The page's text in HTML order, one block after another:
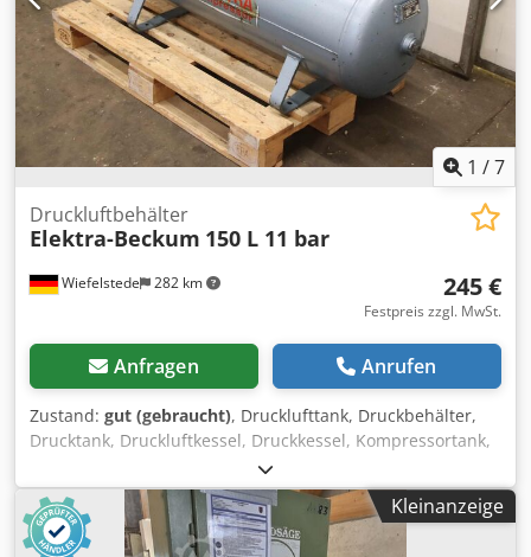
1 /7
Wiefelstede 282 km
Druckluftbehälter
Elektra-Beckum 150 L 11 bar
245 €
Festpreis zzgl. MwSt.
Anfragen Anrufen
Zustand: gut (gebraucht), Drucklufttank, Druckbehälter,
Drucktank, Druckluftkessel, Druckkessel, Kompressortank,
Druckluftbehälter, Druckluftspeicher, Kompressorkessel -
Hersteller: Elektra-Beckum, Druckluftbehälte
Druckluftspeicher -Inhalt: 150 L -Betriebsdruck: 11 bar
Codpfx Aeya Dfijidorf -Abmessungen: 1460/510/H530 mm -
Kleinanzeige